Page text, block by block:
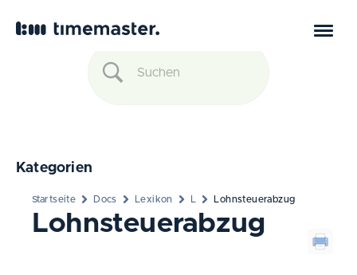
Kategorien
Startseite Docs Lexikon Lohnsteuerabzug
Lohnsteuerabzug